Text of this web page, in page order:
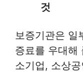
것
보증기관은 일
증료를 우대해
소기업, 소상